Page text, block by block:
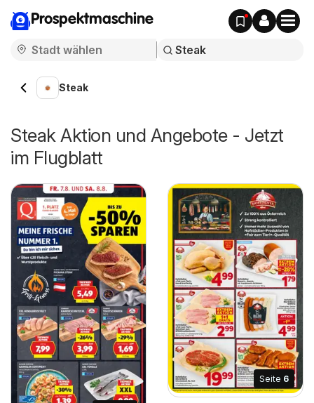
Prospektmaschine
Steak
Steak Aktion und Angebote - Jetzt
im Flugblatt
Seite 6